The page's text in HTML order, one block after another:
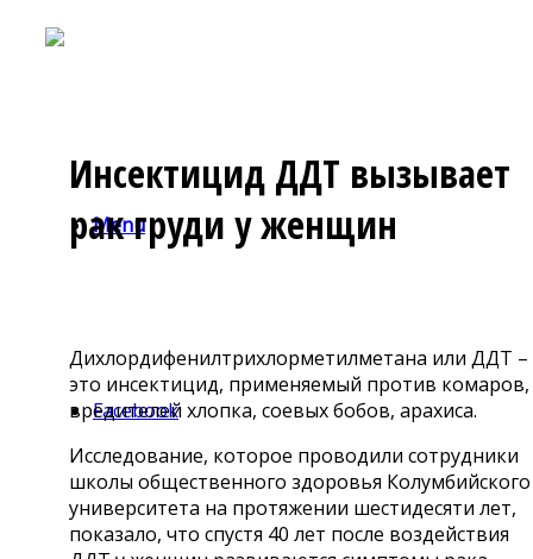
Menu
Facebook
Инсектицид ДДТ вызывает
рак груди у женщин
Дихлордифенилтрихлорметилметана или ДДТ –
это инсектицид, применяемый против комаров,
вредителей хлопка, соевых бобов, арахиса.
Исследование, которое проводили сотрудники
школы общественного здоровья Колумбийского
университета на протяжении шестидесяти лет,
показало, что спустя 40 лет после воздействия